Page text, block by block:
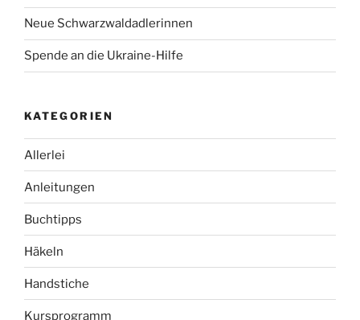
Neue Schwarzwaldadlerinnen
Spende an die Ukraine-Hilfe
KATEGORIEN
Allerlei
Anleitungen
Buchtipps
Häkeln
Handstiche
Kursprogramm